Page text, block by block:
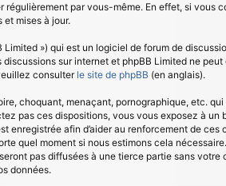
par vous-même. En effet, si vous
mises à jour.
») qui est un logiciel de forum de
sur internet et phpBB Limited ne
consulter le site de phpBB (en anglais).
choquant, menaçant, pornographique, etc.
pas ces dispositions, vous vous exposez à
enregistrée afin d’aider au renforcement de
quel moment si nous estimons cela
pas diffusées à une tierce partie sans
données.